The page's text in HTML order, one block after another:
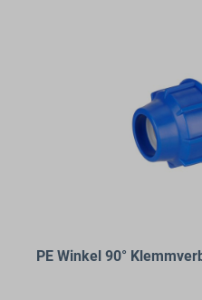
PE Winkel 90°